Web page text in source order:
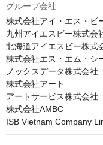
グループ会社
株式会社アイ・エス・ビ
九州アイエスビー株式会
北海道アイエスビー株式
株式会社エス・エム・シ
ノックスデータ株式会社
株式会社アート
アートサービス株式会社
株式会社AMBC
ISB Vietnam Company